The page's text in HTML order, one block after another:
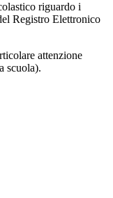
riguardo i
Registro Elettronico
attenzione
scuola).